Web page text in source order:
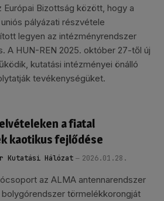
Európai Bizottság között, hogy a
pályázati részvétele
legyen az intézményrendszer
A HUN-REN 2025. október 27-től új
kutatási intézményei önálló
tevékenységüket.
a fiatal
kaotikus fejlődése
Kutatási Hálózat 2026.01.28.
az ALMA antennarendszer
törmelékkorongját